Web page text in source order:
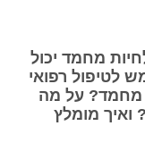
מחמד יכול
לטיפול רפואי
מחמד? על מה
ואיך מומלץ